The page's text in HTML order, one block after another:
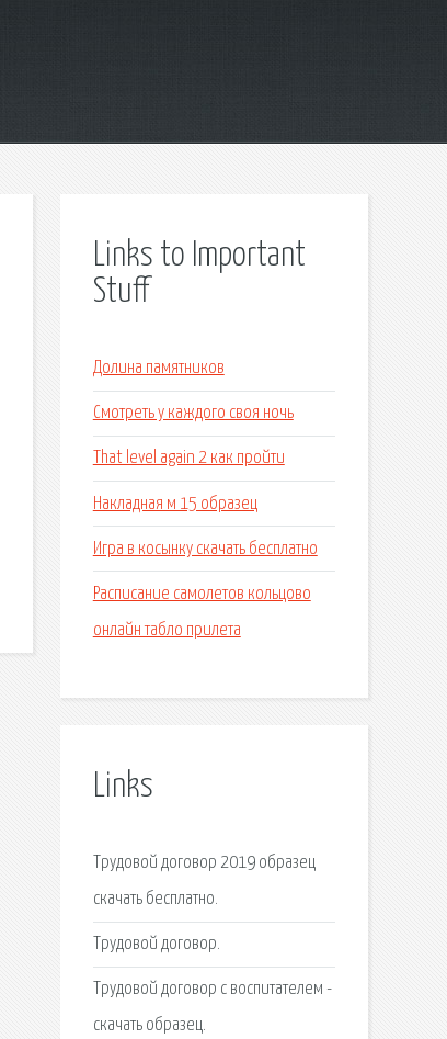
Links to Important
Stuff
Долина памятников
Смотреть у каждого своя ночь
That level again 2 как пройти
Накладная м 15 образец
Игра в косынку скачать бесплатно
Расписание самолетов кольцово
онлайн табло прилета
Links
Трудовой договор 2019 образец
скачать бесплатно.
Трудовой договор.
Трудовой договор с воспитателем -
скачать образец.